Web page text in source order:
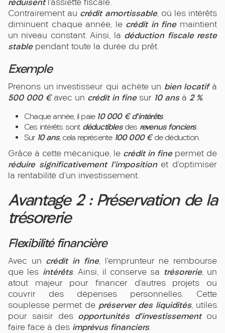
l’assiette fiscale.
Contrairement au crédit amortissable, où les intérêts
diminuent chaque année, le crédit in finemaintient
un niveau constant. Ainsi, la déduction fiscale reste
stablependant toute la durée du prêt.
Exemple
Prenons un investisseur qui achète un bien locatifà
500 000 €avec un crédit in finesur 10 ansà 2 %.
Chaque année, il paie 10 000 € d’intérêts.
Ces intérêts sont déductiblesdes revenus fonciers.
Sur 10 ans, cela représente 100 000 €de déduction.
Grâce à cette mécanique, le crédit in finepermet de
réduire significativement l’impositionet d’optimiser
la rentabilité d’un investissement.
Avantage 2 : Préservation de la
trésorerie
Flexibilité financière
Avec un crédit in fine, l’emprunteur ne rembourse
que les intérêts. Ainsi, il conserve sa trésorerie, un
atout majeur pour financer d’autres projets ou
couvrir des dépenses personnelles. Cette
souplesse permet de préserver des liquidités, utiles
pour saisir des opportunités d’investissementou
faire face à des imprévus financiers.